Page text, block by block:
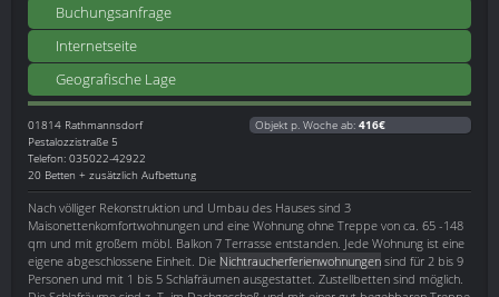
Buchungsanfrage
Internetseite
Geografische Lage
01814 Rathmannsdorf
Pestalozzistraße 5
Telefon: 035022-42922
20 Betten + zusätzlich Aufbettung
Objekt p. Woche ab: 416€
Nach völliger Rekonstruktion und Umbau des Hauses sind 3
Maisonettenkomfortwohnungen und eine Wohnung ohne Treppe von ca. 65 -148
qm und mit großem möbl. Balkon 7 Terrasse entstanden. Jede Wohnung ist eine
eigene abgeschlossene Einheit. Die Nichtraucherferienwohnungen sind für 2 bis 9
Personen und mit 1 bis 5 Schlafräumen ausgestattet. Zustellbetten sind möglich.